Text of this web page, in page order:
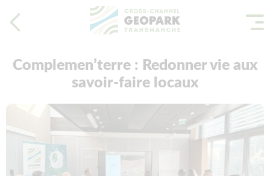
Complemen’terre : Redonner vie aux
savoir-faire locaux